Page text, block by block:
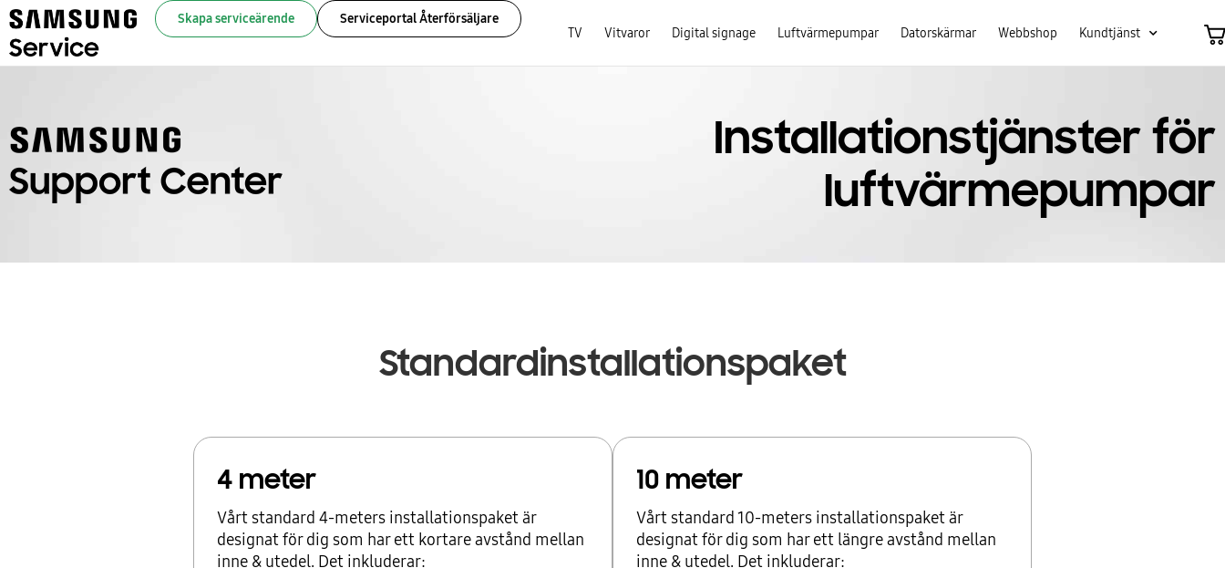
Skapa serviceärende
Serviceportal Återförsäljare
TV
Vitvaror Digital signage Luftvärmepumpar Datorskärmar Webbshop Kundtjänst
Installationstjänster för
luftvärmepumpar
Standardinstallationspaket
4 meter
Vårt standard 4-meters installationspaket är
designat för dig som har ett kortare avstånd mellan
inne & utedel. Det inkluderar:
10 meter
Vårt standard 10-meters installationspaket är
designat för dig som har ett längre avstånd mellan
inne & utedel. Det inkluderar: